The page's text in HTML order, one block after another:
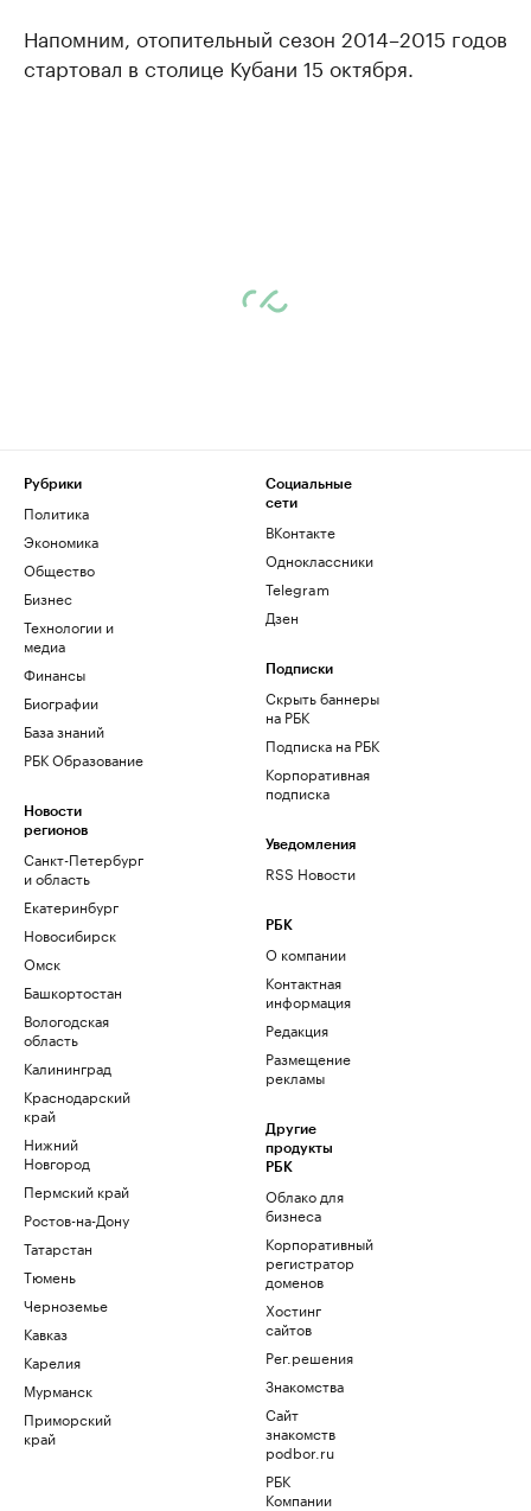
Напомним, отопительный сезон 2014–2015 годов
стартовал в столице Кубани 15 октября.
Рубрики
Политика
Экономика
Общество
Бизнес
Технологии и
медиа
Финансы
Биографии
База знаний
РБК Образование
Новости
регионов
Санкт-Петербург
и область
Екатеринбург
Новосибирск
Омск
Башкортостан
Вологодская
область
Калининград
Краснодарский
край
Нижний
Новгород
Пермский край
Ростов-на-Дону
Татарстан
Тюмень
Черноземье
Кавказ
Карелия
Мурманск
Приморский
край
Социальные
сети
ВКонтакте
Одноклассники
Telegram
Дзен
Подписки
Скрыть баннеры
на РБК
Подписка на РБК
Корпоративная
подписка
Уведомления
RSS Новости
РБК
О компании
Контактная
информация
Редакция
Размещение
рекламы
Другие
продукты
РБК
Облако для
бизнеса
Корпоративный
регистратор
доменов
Хостинг
сайтов
Рег.решения
Знакомства
Сайт
знакомств
podbor.ru
РБК
Компании